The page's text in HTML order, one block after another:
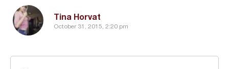
Tina Horvat
October 31, 2015, 2:20 pm